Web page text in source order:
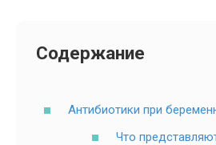
Содержание
Антибиотики при
Что